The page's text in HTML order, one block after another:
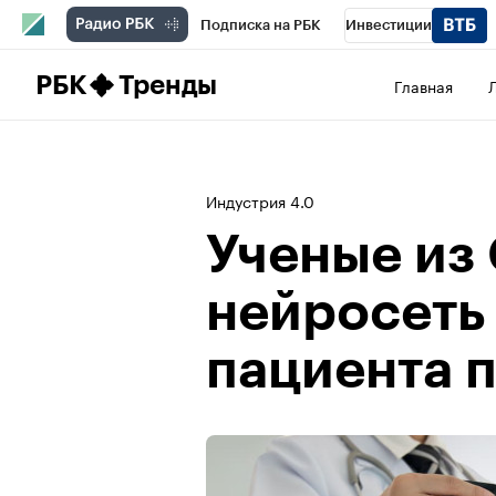
Подписка на РБК Инвестиции
РБК Тренды Главная
Индустрия 4.0
Ученые
пациента